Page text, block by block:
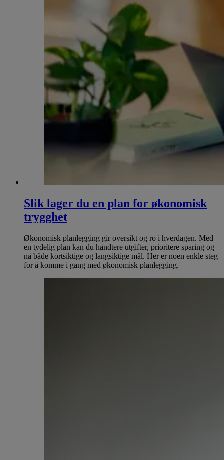
Slik lager du en plan for økonomisk
trygghet
Økonomisk planlegging gir oversikt og ro i hverdagen. Med
en tydelig plan kan du håndtere utgifter, prioritere sparing og
nå både kortsiktige og langsiktige mål. Her er noen enkle steg
for å komme i gang med økonomisk planlegging.